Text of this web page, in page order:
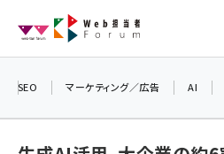
ン
SEO マーケティング／広告 AI